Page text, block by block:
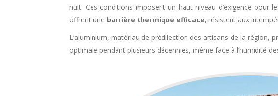
nuit. Ces conditions imposent un haut niveau d’exigence pour
offrent une barrière thermique efficace, résistent aux
L’aluminium, matériau de prédilection des artisans de la région,
optimale pendant plusieurs décennies, même face à l’humidité